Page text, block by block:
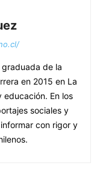
de la
en 2015 en La
En los
sociales y
con rigor y